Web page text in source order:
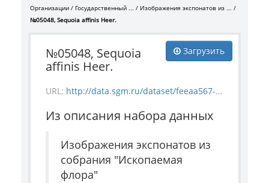
Организации Государственный ...
Изображения экспонатов из ...
№05048, Sequoia affinis Heer.
Загрузить
№05048, Sequoia
affinis Heer.
URL: http://data.sgm.ru/dataset/feeaa567-e841-4fc6-ab56-73987ea6492e/resource/03a12e2a-b265-426f-bee1-eed93cd5007a/download/flora_5048.jpg
Из описания набора данных
Изображения экспонатов из
собрания "Ископаемая
флора"